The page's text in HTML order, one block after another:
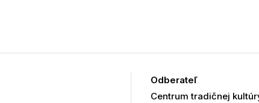
Odberateľ
Centrum tradičnej